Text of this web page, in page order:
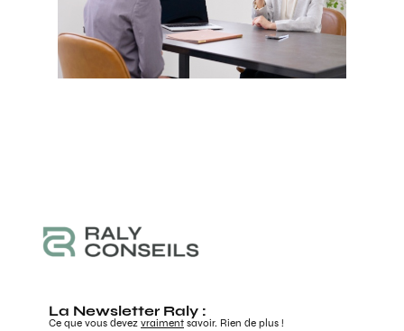
La Newsletter Raly :
Ce que vous devez vraiment savoir. Rien de plus !